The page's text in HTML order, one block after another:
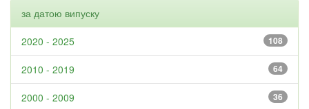
за датою випуску
108
2020 - 2025
64
2010 - 2019
36
2000 - 2009